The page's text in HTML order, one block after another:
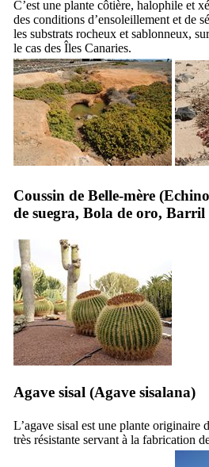
C’est une plante côtière, halophile et
des conditions d’ensoleillement et de
les substrats rocheux et sablonneux,
le cas des Îles Canaries.
Coussin de Belle-mère (
de suegra, Bola de oro, Barril
Agave sisal (Agave sisalana)
L’agave sisal est une plante
très résistante servant à la fabrication